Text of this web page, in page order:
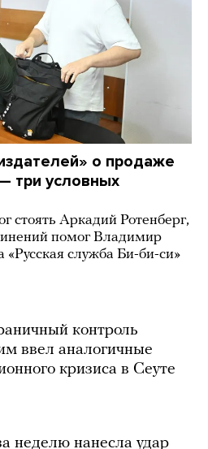
о продаже
три условных
стоять Аркадий Ротенберг,
помог Владимир
служба Би-би-си»
контроль
ввел аналогичные
кризиса в Сеуте
неделю нанесла удар